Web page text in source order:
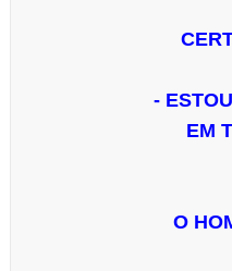
-
EM
O